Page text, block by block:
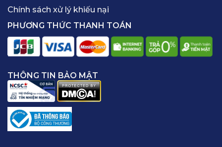
Chính sách xử lý khiếu nại
PHƯƠNG THỨC THANH TOÁN
THÔNG TIN BẢO MẬT